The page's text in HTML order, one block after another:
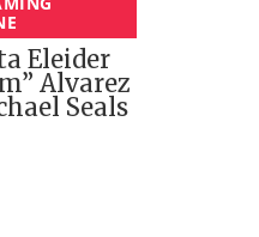
Eleider
Alvarez
Seals